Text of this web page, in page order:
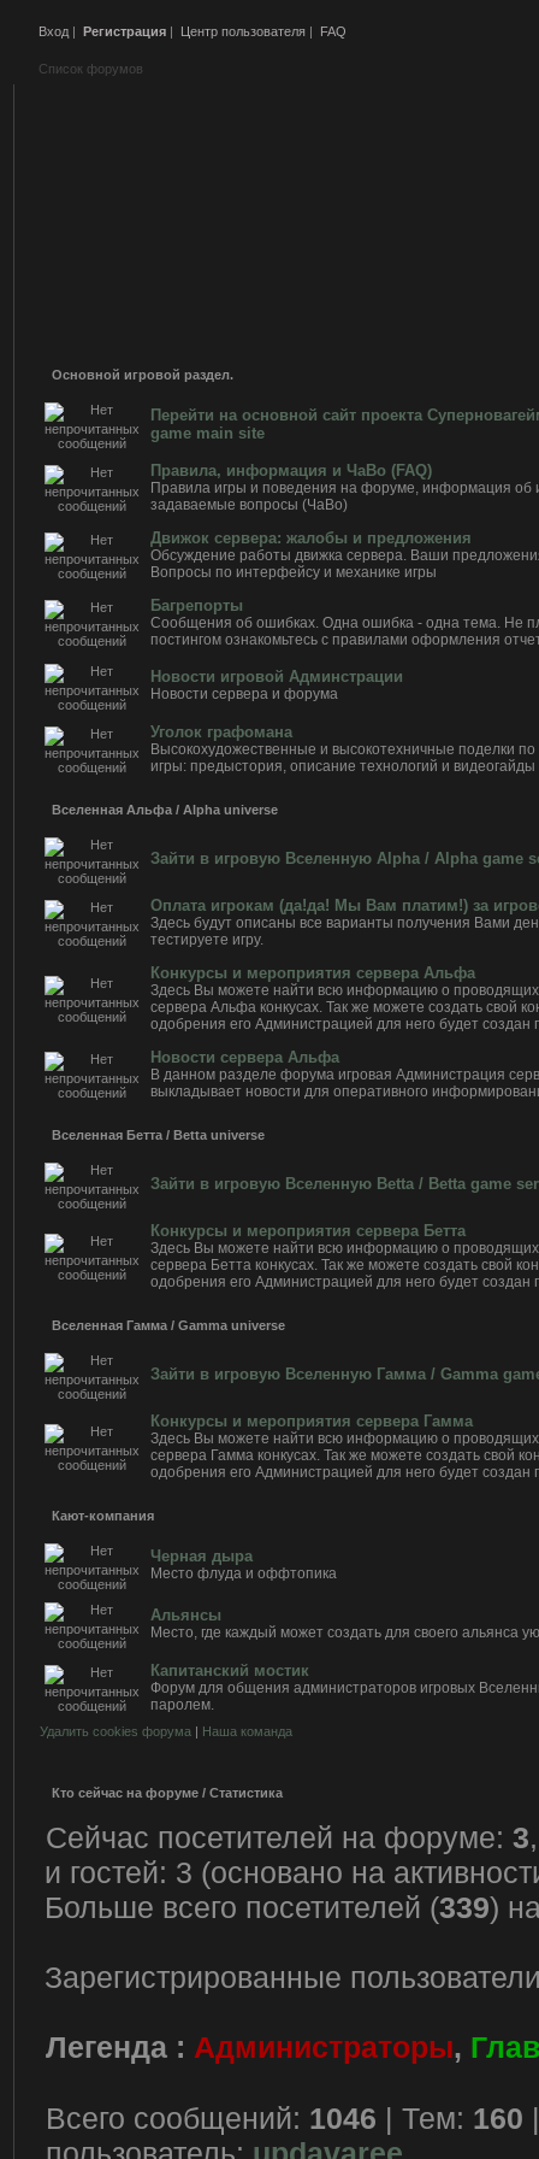
Вход | Регистрация | Центр пользователя | FAQ
Список форумов
Основной игровой раздел.
Перейти на основной сайт проекта
game main site
Правила, информация и ЧаВо (FAQ)
Правила игры и поведения на форуме, информация об
задаваемые вопросы (ЧаВо)
Движок сервера: жалобы и предложения
Обсуждение работы движка сервера. Ваши
Вопросы по интерфейсу и механике игры
Багрепорты
Сообщения об ошибках. Одна ошибка - одна тема. Не
постингом ознакомьтесь с правилами оформления
Новости игровой Админстрации
Новости сервера и форума
Уголок графомана
Высокохудожественные и высокотехничные поделки
игры: предыстория, описание технологий и видеогайды
Вселенная Альфа / Alpha universe
Зайти в игровую Вселенную Alpha / Alpha game
Оплата игрокам (да!да! Мы Вам платим!) за
Здесь будут описаны все варианты получения Вами
тестируете игру.
Конкурсы и мероприятия сервера Альфа
Здесь Вы можете найти всю информацию о
сервера Альфа конкусах. Так же можете создать свой
одобрения его Администрацией для него будет создан
Новости сервера Альфа
В данном разделе форума игровая Администрация
выкладывает новости для оперативного
Вселенная Бетта / Betta universe
Зайти в игровую Вселенную Betta / Betta game
Конкурсы и мероприятия сервера Бетта
Здесь Вы можете найти всю информацию о
сервера Бетта конкусах. Так же можете создать свой
одобрения его Администрацией для него будет создан
Вселенная Гамма / Gamma universe
Зайти в игровую Вселенную Гамма / Gamma
Конкурсы и мероприятия сервера Гамма
Здесь Вы можете найти всю информацию о
сервера Гамма конкусах. Так же можете создать свой
одобрения его Администрацией для него будет создан
Кают-компания
Черная дыра
Место флуда и оффтопика
Альянсы
Место, где каждый может создать для своего альянса
Капитанский мостик
Форум для общения администраторов игровых
паролем.
Удалить cookies форума | Наша команда
Кто сейчас на форуме / Статистика
Сейчас посетителей на форуме: 3
и гостей: 3 (основано на
Больше всего посетителей (339)
Зарегистрированные
Легенда : Администраторы,
Всего сообщений: 1046 | Тем: 160